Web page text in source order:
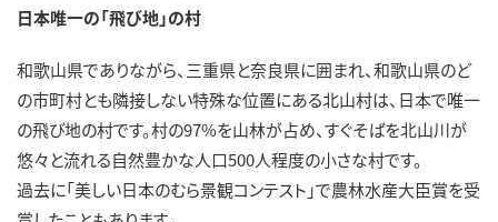
日本唯一の「飛び地」の村
和歌山県でありながら、三重県と奈良県に囲まれ、和歌山県のど
の市町村とも隣接しない特殊な位置にある北山村は、日本で唯一
の飛び地の村です。村の97%を山林が占め、すぐそばを北山川が
悠々と流れる自然豊かな人口500人程度の小さな村です。
過去に「美しい日本のむら景観コンテスト」で農林水産大臣賞を受